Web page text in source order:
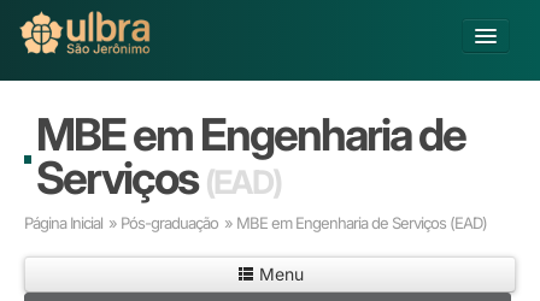
Buscar
Já sou Aluno
Matricule-se
Educação Básica
MBE em Engenharia de
Serviços(EAD)
Página Inicial » Pós-graduação » MBE em Engenharia de Serviços (EAD)
Menu